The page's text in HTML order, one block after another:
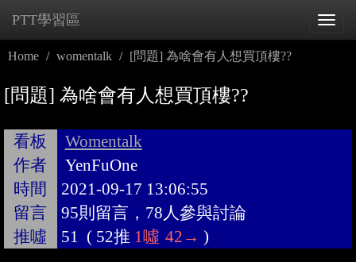
PTT學習區
Home womentalk [問題] 為啥會有人想買頂樓??
[問題] 為啥會有人想買頂樓??
看板
Womentalk
作者
YenFuOne
時間
2021-09-17 13:06:55
留言
95則留言，78人參與討論
推噓
51 ( 52推 1噓 42→ )